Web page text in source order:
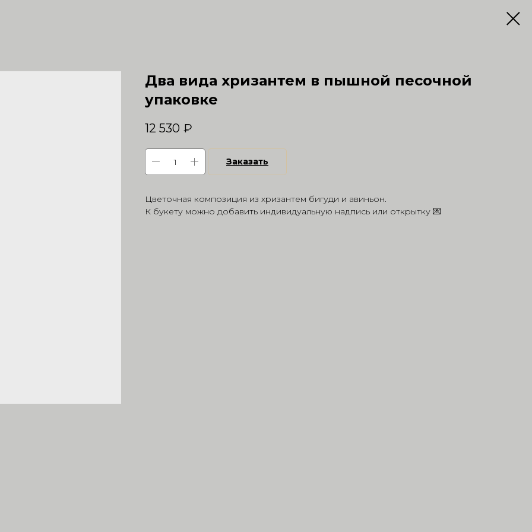
Два вида хризантем в пышной песочной
упаковке
12 530 ₽
Заказать
Цветочная композиция из хризантем бигуди и авиньон.
К букету можно добавить индивидуальную надпись или открытку 💌